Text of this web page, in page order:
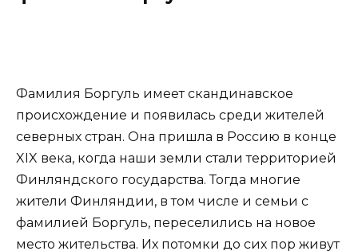
Фамилия Боргуль имеет скандинавское
происхождение и появилась среди жителей
северных стран. Она пришла в Россию в конце
XIX века, когда наши земли стали территорией
Финляндского государства. Тогда многие
жители Финляндии, в том числе и семьи с
фамилией Боргуль, переселились на новое
место жительства. Их потомки до сих пор живут